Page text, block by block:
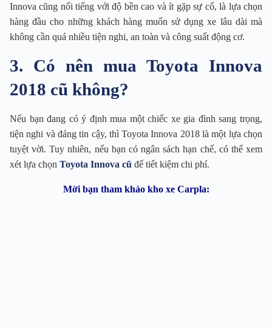
Innova cũng nổi tiếng với độ bền cao và ít gặp sự cố, là lựa chọn
hàng đầu cho những khách hàng muốn sử dụng xe lâu dài mà
không cần quá nhiều tiện nghi, an toàn và công suất động cơ.
3. Có nên mua Toyota Innova
2018 cũ không?
Nếu bạn đang có ý định mua một chiếc xe gia đình sang trọng,
tiện nghi và đáng tin cậy, thì Toyota Innova 2018 là một lựa chọn
tuyệt vời. Tuy nhiên, nếu bạn có ngân sách hạn chế, có thể xem
xét lựa chọn Toyota Innova cũ để tiết kiệm chi phí.
Mời bạn tham khảo kho xe Carpla: